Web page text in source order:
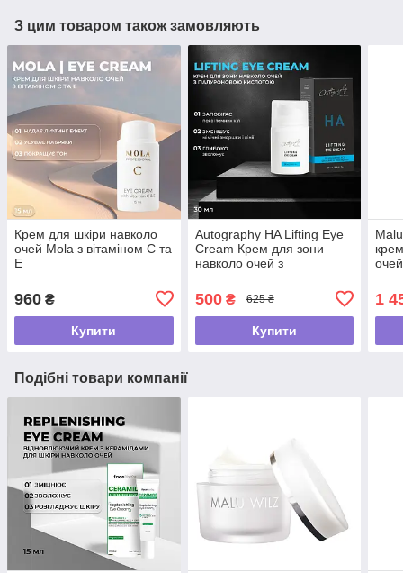
З цим товаром також замовляють
Крем для шкіри навколо
очей Mola з вітаміном С та
Е
960 ₴
Купити
Autography HA Lifting Eye
Cream Крем для зони
навколо очей з
скваланом та олією ши
30мл
500₴ 625 ₴
Купити
1
Подібні товари компанії